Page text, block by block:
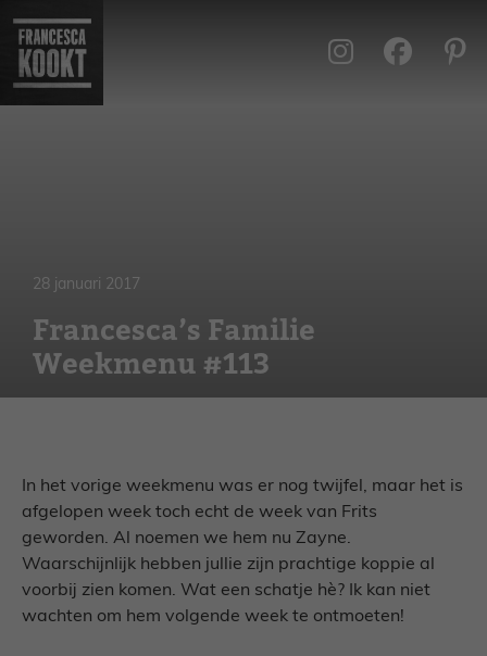
naar
inhoud
28 januari 2017
Francesca’s Familie
Weekmenu #113
In het vorige weekmenu was er nog twijfel, maar het is
afgelopen week toch echt de week van Frits
geworden. Al noemen we hem nu Zayne.
Waarschijnlijk hebben jullie zijn prachtige koppie al
voorbij zien komen. Wat een schatje hè? Ik kan niet
wachten om hem volgende week te ontmoeten!